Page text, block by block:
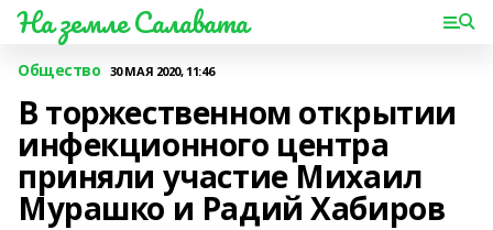
На земле Салавата
Общество 30 МАЯ 2020, 11:46
В торжественном открытии
инфекционного центра
приняли участие Михаил
Мурашко и Радий Хабиров